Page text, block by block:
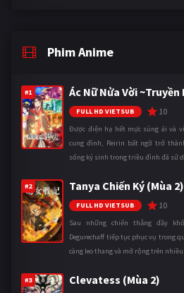
Phim Anime
#1 Ác Nữ Nửa Vời
FULL HD VIETSUB 10
Được điện hạ hết mực sủng ái và
cung đình, Reirin bất ngờ trở
sống ký sinh trong triều đình đã sử
#2 Tanya Chiến Ký (Mùa 2)
FULL HD VIETSUB 10
Sau những chiến thắng đầy
Degurechaff tiếp tục phục vụ trong
càng leo thang và mở rộng trên
#3 Clevatess (Mùa 2)